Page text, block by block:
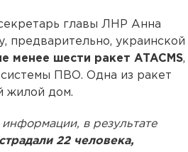
главы ЛНР Анна
предварительно, украинской
менее шести ракет ATACMS,
ПВО. Одна из ракет
жилой дом.
в результате
22 человека,